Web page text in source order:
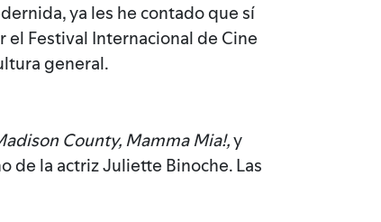
ya les he contado que sí
el Festival Internacional de Cine
general.
County, Mamma Mia!,y
de la actriz Juliette Binoche. Las